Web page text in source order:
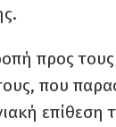
προς
που
επίθεση